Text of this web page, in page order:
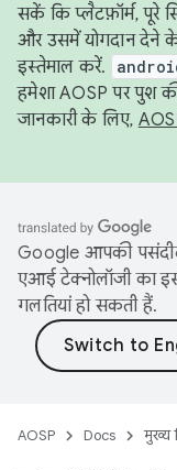
सकें कि प्लैटफ़ॉर्म, पूरे
और उसमें योगदान देने
इस्तेमाल करें.
हमेशा AOSP पर पुश
जानकारी के लिए,
Google आपकी
एआई टेक्नोलॉजी का
गलतियां हो सकती हैं.
AOSP Docs मुख्य